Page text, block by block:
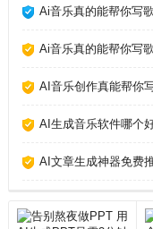
绕过那
Ai音乐真的能帮你写
Ai音乐真的能帮你写
AI音乐创作真能帮你
AI生成音乐软件哪个
AI文章生成神器免费